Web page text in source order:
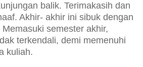
balik. Terimakasih dan
Akhir- akhir ini sibuk dengan
semester akhir,
terkendali, demi memenuhi
kuliah.